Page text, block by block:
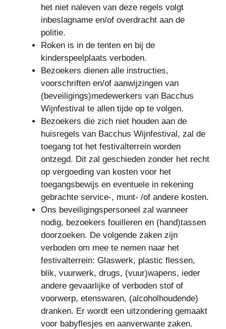
het niet naleven van deze regels volgt
inbeslagname en/of overdracht aan de
politie.
Roken is in de tenten en bij de
kinderspeelplaats verboden.
Bezoekers dienen alle instructies,
voorschriften en/of aanwijzingen van
(beveiligings)medewerkers van Bacchus
Wijnfestival te allen tijde op te volgen.
Bezoekers die zich niet houden aan de
huisregels van Bacchus Wijnfestival, zal de
toegang tot het festivalterrein worden
ontzegd. Dit zal geschieden zonder het recht
op vergoeding van kosten voor het
toegangsbewijs en eventuele in rekening
gebrachte service-, munt- /of andere kosten.
Ons beveiligingspersoneel zal wanneer
nodig, bezoekers fouilleren en (hand)tassen
doorzoeken. De volgende zaken zijn
verboden om mee te nemen naar het
festivalterrein: Glaswerk, plastic flessen,
blik, vuurwerk, drugs, (vuur)wapens, ieder
andere gevaarlijke of verboden stof of
voorwerp, etenswaren, (alcoholhoudende)
dranken. Er wordt een uitzondering gemaakt
voor babyflesjes en aanverwante zaken.